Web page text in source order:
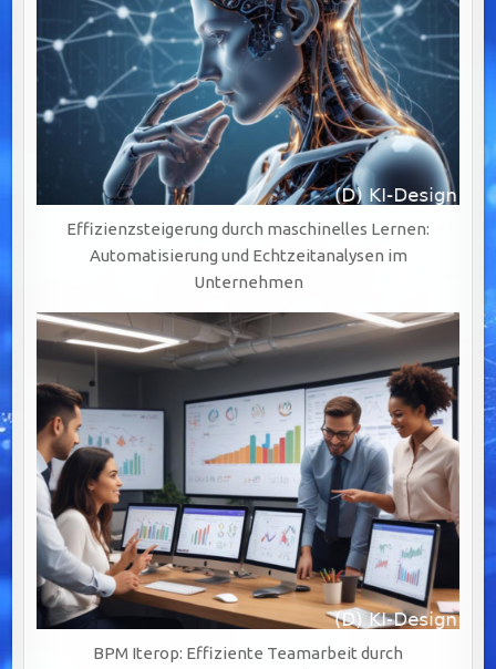
Effizienzsteigerung durch maschinelles Lernen:
Automatisierung und Echtzeitanalysen im
Unternehmen
BPM Iterop: Effiziente Teamarbeit durch